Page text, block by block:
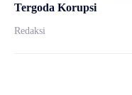
Tergoda Korupsi
Redaksi